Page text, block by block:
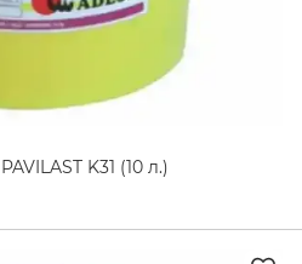
K31 (10 л.)